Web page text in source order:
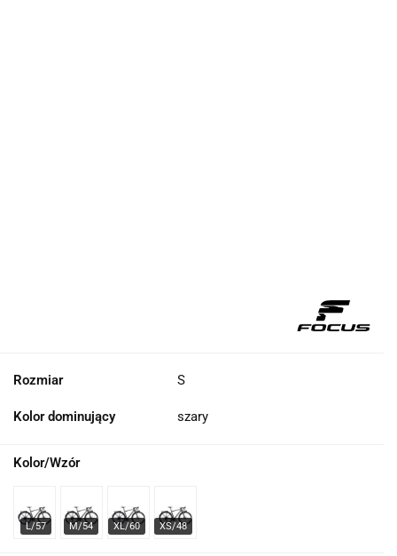
Rozmiar S
Kolor dominujący szary
Kolor/Wzór